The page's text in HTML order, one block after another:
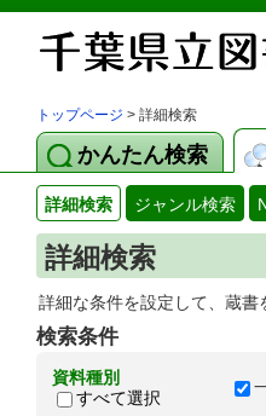
トップページ > 詳細検索
かんたん検索
詳細検索 ジャンル検索
詳細検索
詳細な条件を設定して、蔵書
検索条件
資料種別
すべて選択